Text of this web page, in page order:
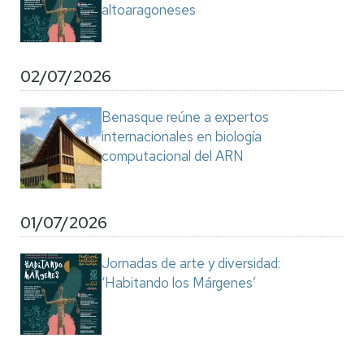
altoaragoneses
02/07/2026
Benasque reúne a expertos
internacionales en biología
computacional del ARN
01/07/2026
Jornadas de arte y diversidad:
‘Habitando los Márgenes’